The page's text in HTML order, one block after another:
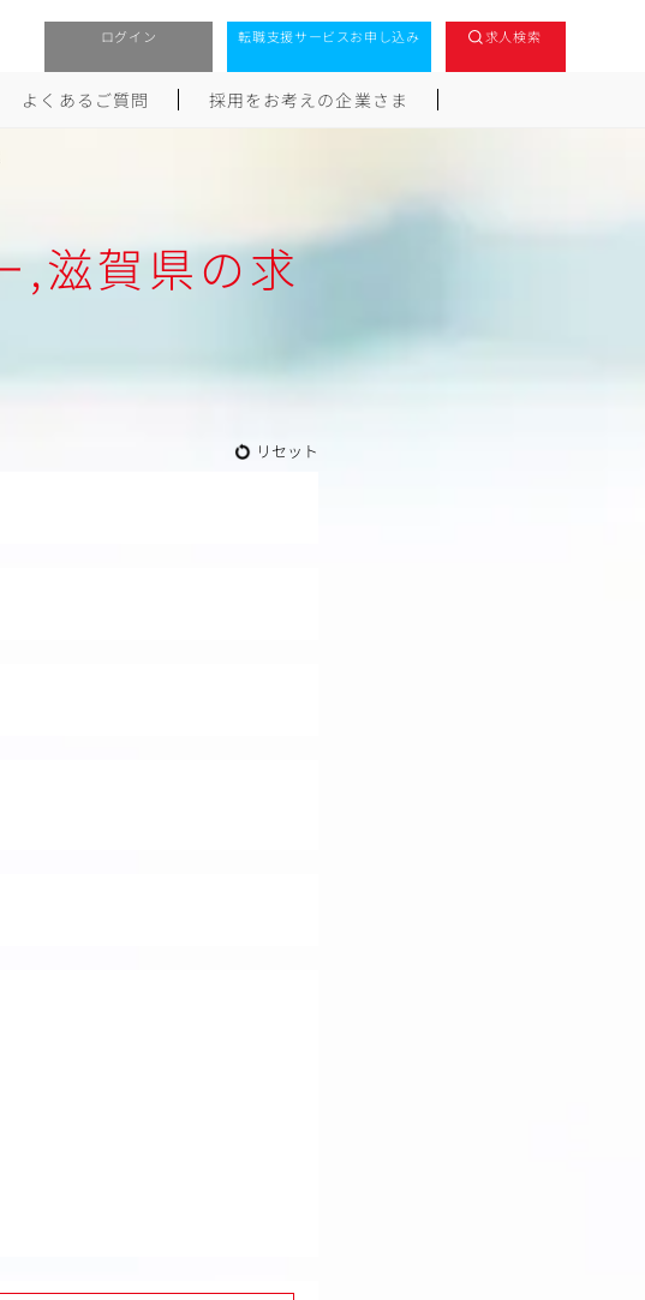
ログイン 転職支援サービスお申し込み 求人検索
職
リ転職
よくあるご質問 採用をお考えの企業さま
,滋賀県の求
リセット